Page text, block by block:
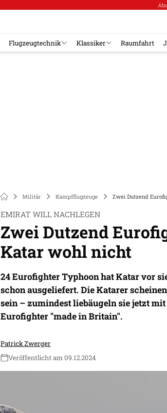
Abo
Flugzeugtechnik Klassiker Raumfahrt
Militär Kampfflugzeuge Zwei Dutzend
EMIRAT WILL NACHLEGEN
Zwei Dutzend
Katar wohl nicht
24 Eurofighter Typhoon hat Katar vor
schon ausgeliefert. Die Katarer
sein – zumindest liebäugeln sie jetzt
Eurofighter "made in Britain".
Patrick Zwerger
Veröffentlicht am 09.12.2024